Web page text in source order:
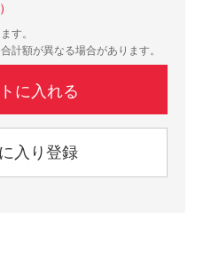
す。
計額が異なる場合があります。
に入れる
入り登録